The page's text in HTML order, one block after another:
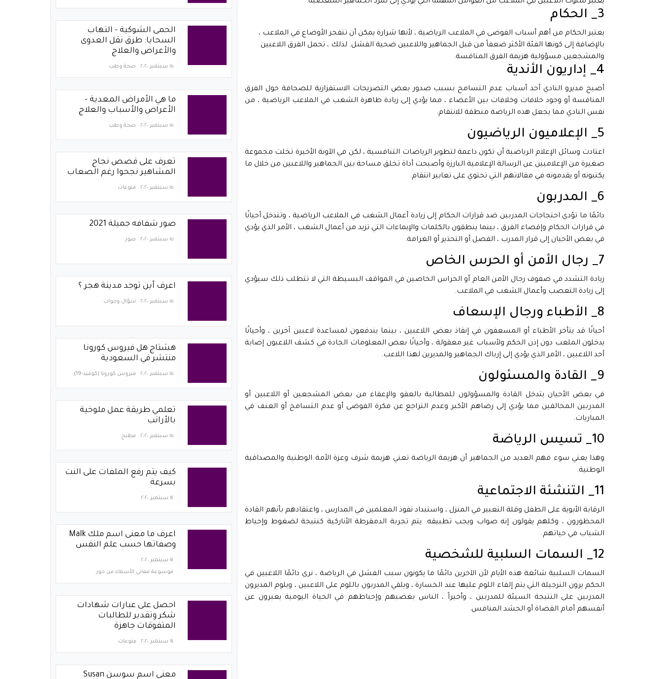
3_ الحكام
يعتبر الحكام من أهم أسباب الفوضى في الملاعب الرياضية ، لأنها شرارة يمكن أن تنفجر الأوضاع في الملاعب ،
بالإضافة إلى كونها الفئة الأكثر ضعفاً من قبل الجماهير واللاعبين ضحية الفشل. لذلك ، تحمل الفرق اللاعبين
والمشجعين مسؤولية هزيمة الفرق المنافسة.
4_ إداريون الأندية
أصبح مديرو النادي أحد أسباب عدم التسامح بسبب صدور بعض التصريحات الاستفزازية للصحافة حول الفرق
المنافسة أو وجود خلافات وخلافات بين الأعضاء ، مما يؤدي إلى زيادة ظاهرة الشغب في الملاعب الرياضية ، من
نفس النادي مما يجعل هذه الرياضة منطقة للانتقام.
5_ الإعلاميون الرياضيون
اعتادت وسائل الإعلام الرياضية أن تكون داعمة لتطوير الرياضات التنافسية ، لكن في الآونة الأخيرة تخلت مجموعة
صغيرة من الإعلاميين عن الرسالة الإعلامية البارزة وأصبحت أداة تخلق مساحة بين الجماهير واللاعبين من خلال ما
يكتبونه أو يقدمونه في مقالاتهم التي تحتوي على تعابير انتقام.
6_ المدربون
دائمًا ما تؤدي احتجاجات المدربين ضد قرارات الحكام إلى زيادة أعمال الشغب في الملاعب الرياضية ، وتتدخل أحيانًا
في قرارات الحكام وإقصاء الفرق ، بينما ينطقون بالكلمات والإيماءات التي تزيد من أعمال الشغب ، الأمر الذي يؤدي
في بعض الأحيان إلى قرار المدرب ، الفصل أو التحذير أو الغرامة.
7_ رجال الأمن أو الحرس الخاص
زيادة التشدد في صفوف رجال الأمن العام أو الحراس الخاصين في المواقف البسيطة التي لا تتطلب ذلك سيؤدي
إلى زيادة التعصب وأعمال الشغب في الملاعب.
8_ الأطباء ورجال الإسعاف
أحيانًا قد يتأخر الأطباء أو المسعفون في إنقاذ بعض اللاعبين ، بينما يندفعون لمساعدة لاعبين آخرين ، وأحيانًا
يدخلون الملعب دون إذن الحكم ولأسباب غير معقولة ، وأحيانًا بعض المعلومات الجادة في كشف اللاعبون إصابة
أحد اللاعبين ، الأمر الذي يؤدي إلى إرباك الجماهير والمديرين لهذا اللاعب.
9_ القادة والمسئولون
في بعض الأحيان يتدخل القادة والمسؤولون للمطالبة بالعفو والإعفاء من بعض المشجعين أو اللاعبين أو
المدربين المخالفين مما يؤدي إلى رضاهم الأكبر وعدم التراجع عن فكرة الفوضى أو عدم التسامح أو العنف في
المباريات.
10_ تسيس الرياضة
وهذا يعني سوء فهم العديد من الجماهير أن هزيمة الرياضة تعني هزيمة شرف وعزة الأمة الوطنية والمصداقية
الوطنية.
11_ التنشئة الاجتماعية
الرقابة الأبوية على الطفل وقلة التعبير في المنزل ، واستبداد نفوذ المعلمين في المدارس ، واعتقادهم بأنهم القادة
المحظورون ، وكلهم يقولون إنه صواب ويجب تطبيقه. يتم تجربة الدمقرطة الأناركية كنتيجة لضغوط وإحباط
الشباب في حياتهم.
12_ السمات السلبية للشخصية
السمات السلبية شائعة هذه الأيام لأن الآخرين دائمًا ما يكونون سبب الفشل في الرياضة ، نرى دائمًا اللاعبين في
الحكم يرون النرجيلة التي يتم إلقاء اللوم عليها عند الخسارة ، ويلقي المدربون باللوم على اللاعبين ، ويلوم المديرون
المدربين على النتيجة السيئة للمدربين ، وأخيراً ، الناس بغضبهم وإحباطهم في الحياة اليومية يعبرون عن
أنفسهم أمام القضاة أو الحشد المنافس.
الحمى الشوكية - التهاب
السحايا: طرق نقل العدوى
والأعراض والعلاج
١٥ سبتمبر ٢٠٢٠ صحة وطب
ما هي الأمراض المعدية -
الأعراض والأسباب والعلاج
١٥ سبتمبر ٢٠٢٠ صحة وطب
تعرف على قصص نجاح
المشاهير نجحوا رغم الصعاب
١٥ سبتمبر ٢٠٢٠ منوعات
صور شفافه جميلة 2021
١٥ سبتمبر ٢٠٢٠ صور
اعرف أين توجد مدينة هجر ؟
١٥ سبتمبر ٢٠٢٠ سؤال وجواب
هشتاج هل فيروس كورونا
منتشر في السعودية
١٥ سبتمبر ٢٠٢٠ فيروس كورونا (كوفيد-19)‏
تعلمي طريقة عمل ملوخية
بالأرانب
١٥ سبتمبر ٢٠٢٠ مطبخ
كيف يتم رفع الملفات على النت
بسرعة
١٤ سبتمبر ٢٠٢٠
اعرف ما معنى اسم ملك Malk
وصفاتها حسب علم النفس
١٤ سبتمبر ٢٠٢٠
موسوعة معاني الأسماء من حور
احصل على عبارات شهادات
شكر وتقدير للطالبات
المتفوقات جاهزة
١٤ سبتمبر ٢٠٢٠ منوعات
معنى اسم سوسن Susan